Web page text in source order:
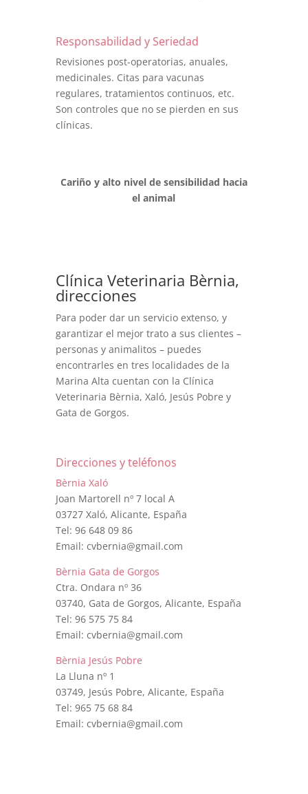
Responsabilidad y Seriedad
Revisiones post-operatorias, anuales,
medicinales. Citas para vacunas
regulares, tratamientos continuos, etc.
Son controles que no se pierden en sus
clínicas.
Cariño y alto nivel de sensibilidad hacia
el animal
Clínica Veterinaria Bèrnia,
direcciones
Para poder dar un servicio extenso, y
garantizar el mejor trato a sus clientes –
personas y animalitos – puedes
encontrarles en tres localidades de la
Marina Alta cuentan con la Clínica
Veterinaria Bèrnia, Xaló, Jesús Pobre y
Gata de Gorgos.
Direcciones y teléfonos
Bèrnia Xaló
Joan Martorell nº 7 local A
03727 Xaló, Alicante, España
Tel: 96 648 09 86
Email: cvbernia@gmail.com
Bèrnia Gata de Gorgos
Ctra. Ondara nº 36
03740, Gata de Gorgos, Alicante, España
Tel: 96 575 75 84
Email: cvbernia@gmail.com
Bèrnia Jesús Pobre
La Lluna nº 1
03749, Jesús Pobre, Alicante, España
Tel: 965 75 68 84
Email: cvbernia@gmail.com